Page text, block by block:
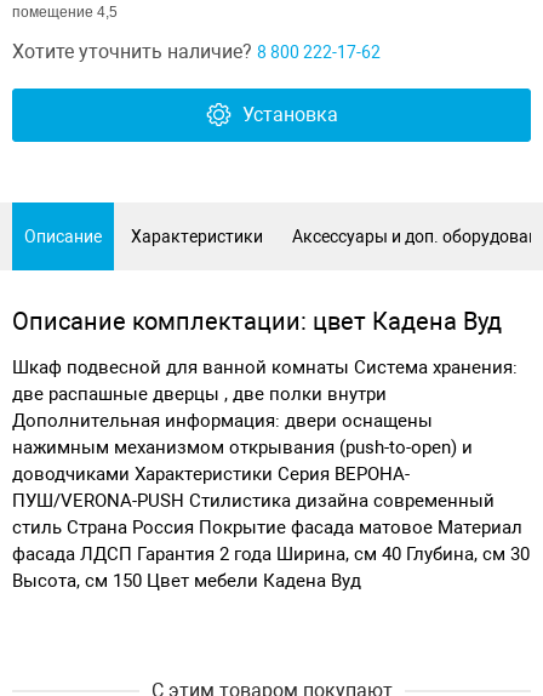
помещение 4,5
Хотите уточнить наличие? 8 800 222-17-62
Установка
Описание Характеристики Аксессуары и доп.
Описание комплектации: цвет Кадена Вуд
Шкаф подвесной для ванной комнаты Система хранения:
две распашные дверцы , две полки внутри
Дополнительная информация: двери оснащены
нажимным механизмом открывания (push-to-open) и
доводчиками Характеристики Серия ВЕРОНА-
ПУШ/VERONA-PUSH Стилистика дизайна современный
стиль Страна Россия Покрытие фасада матовое Материал
фасада ЛДСП Гарантия 2 года Ширина, см 40 Глубина, см 30
Высота, см 150 Цвет мебели Кадена Вуд
С этим товаром покупают